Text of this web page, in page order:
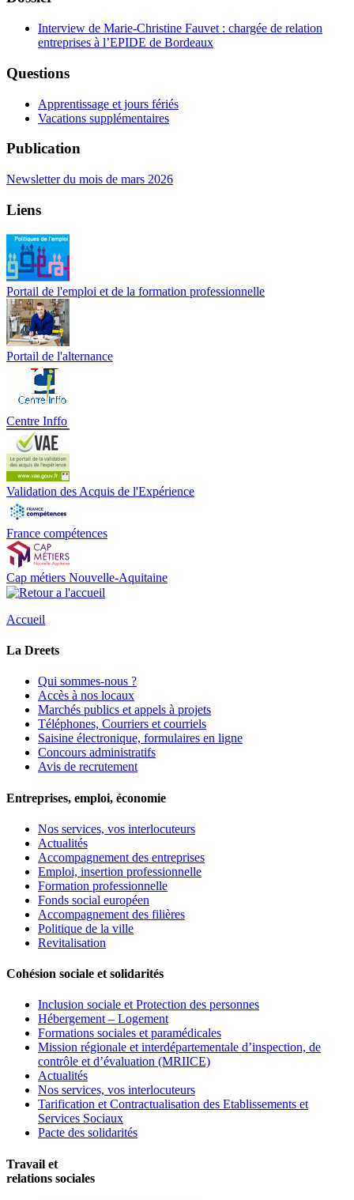
Interview de Marie-Christine Fauvet : chargée de relation
entreprises à l’EPIDE de Bordeaux
Questions
Apprentissage et jours fériés
Vacations supplémentaires
Publication
Newsletter du mois de mars 2026
Liens
Portail de l'emploi et de la formation professionnelle
Portail de l'alternance
Centre Inffo
Validation des Acquis de l'Expérience
France compétences
Cap métiers Nouvelle-Aquitaine
Accueil
La Dreets
Qui sommes-nous ?
Accès à nos locaux
Marchés publics et appels à projets
Téléphones, Courriers et courriels
Saisine électronique, formulaires en ligne
Concours administratifs
Avis de recrutement
Entreprises, emploi, économie
Nos services, vos interlocuteurs
Actualités
Accompagnement des entreprises
Emploi, insertion professionnelle
Formation professionnelle
Fonds social européen
Accompagnement des filières
Politique de la ville
Revitalisation
Cohésion sociale et solidarités
Inclusion sociale et Protection des personnes
Hébergement – Logement
Formations sociales et paramédicales
Mission régionale et interdépartementale d’inspection, de
contrôle et d’évaluation (MRIICE)
Actualités
Nos services, vos interlocuteurs
Tarification et Contractualisation des Etablissements et
Services Sociaux
Pacte des solidarités
Travail et
relations sociales